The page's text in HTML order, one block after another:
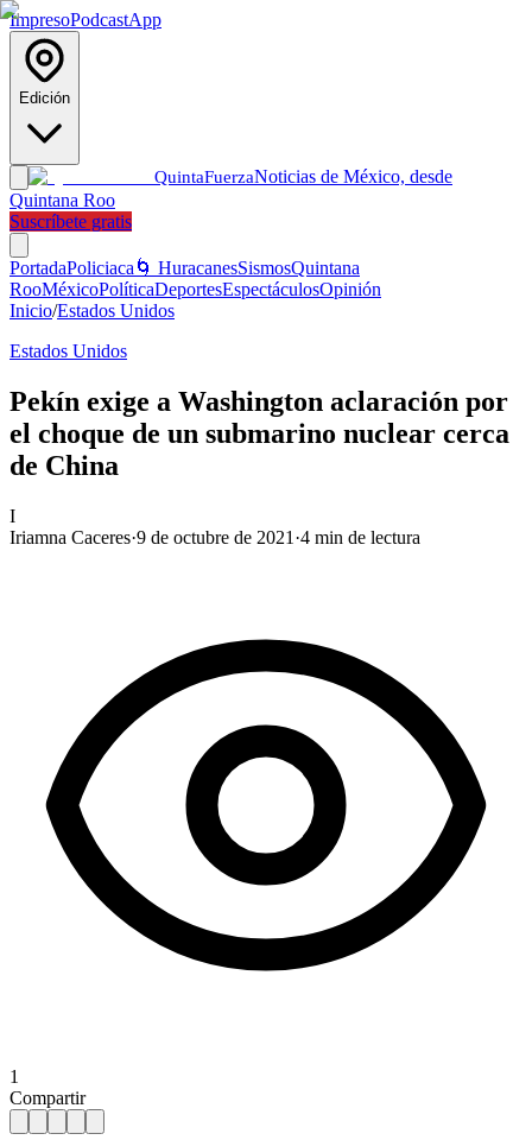
ImpresoPodcastApp
Edición
QuintaFuerzaNoticias de México, desde
Quintana Roo
Suscríbete gratis
PortadaPoliciaca 🌀 HuracanesSismosQuintana
RooMéxicoPolíticaDeportesEspectáculosOpinión
Inicio/Estados Unidos
Estados Unidos
Pekín exige a Washington aclaración por
el choque de un submarino nuclear cerca
de China
I
Iriamna Caceres·9 de octubre de 2021 ·4 min de lectura
1
Compartir